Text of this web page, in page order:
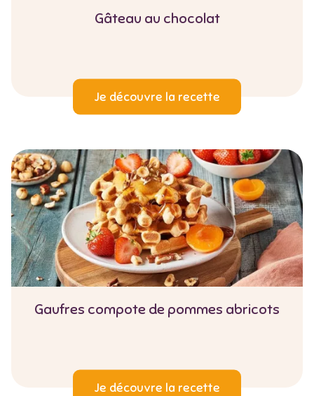
Gâteau au chocolat
Je découvre la recette
Gaufres compote de pommes abricots
Je découvre la recette